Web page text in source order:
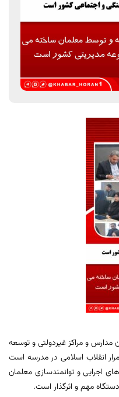
و مراکز غیردولتی و توسعه
انقلاب اسلامی در مدرسه است
اجرایی و توانمندسازی معلمان